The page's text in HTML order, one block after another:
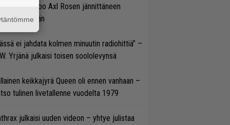
kertoo Axl Rosen jännittäneen
DC-pestiään
ei jahdata kolmen minuutin radiohittiä” –
Yrjänä julkaisi toisen soololevynsä
keikkajyrä Queen oli ennen vanhaan –
tulinen livetallenne vuodelta 1979
julkaisi uuden videon – yhtye julistaa